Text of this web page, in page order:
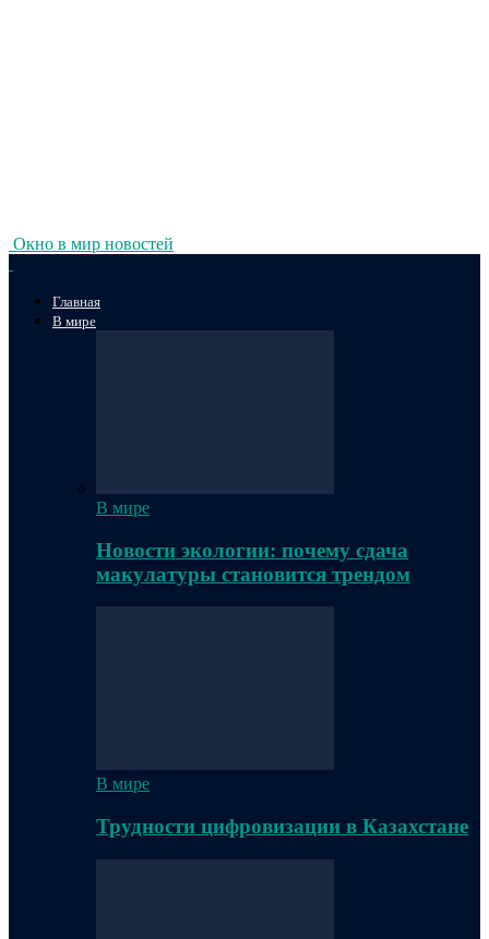
Окно в мир новостей
Главная
В мире
В мире
Новости экологии: почему сдача
макулатуры становится трендом
В мире
Трудности цифровизации в Казахстане